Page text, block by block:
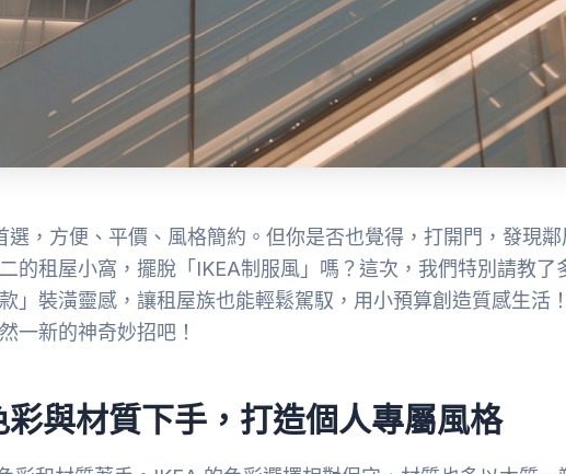
，方便、平價、風格簡約。但你是否也覺得，打開門，發現鄰
的租屋小窩，擺脫「IKEA制服風」嗎？這次，我們特別請教了
」裝潢靈感，讓租屋族也能輕鬆駕馭，用小預算創造質感生活
一新的神奇妙招吧！
彩與材質下手，打造個人專屬風格